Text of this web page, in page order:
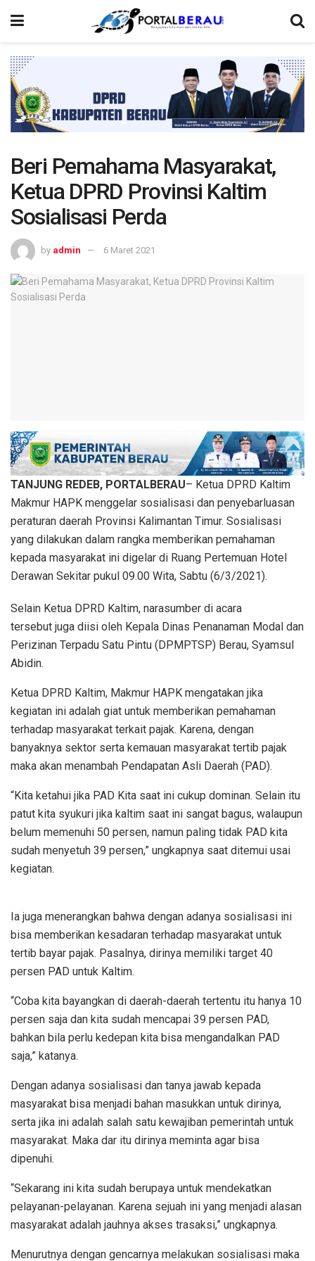
Beri Pemahama Masyarakat,
Ketua DPRD Provinsi Kaltim
Sosialisasi Perda
by admin 6 Maret 2021
TANJUNG REDEB, PORTALBERAU– Ketua DPRD Kaltim
Makmur HAPK menggelar sosialisasi dan penyebarluasan
peraturan daerah Provinsi Kalimantan Timur. Sosialisasi
yang dilakukan dalam rangka memberikan pemahaman
kepada masyarakat ini digelar di Ruang Pertemuan Hotel
Derawan Sekitar pukul 09.00 Wita, Sabtu (6/3/2021).
Selain Ketua DPRD Kaltim, narasumber di acara
tersebut juga diisi oleh Kepala Dinas Penanaman Modal dan
Perizinan Terpadu Satu Pintu (DPMPTSP) Berau, Syamsul
Abidin.
Ketua DPRD Kaltim, Makmur HAPK mengatakan jika
kegiatan ini adalah giat untuk memberikan pemahaman
terhadap masyarakat terkait pajak. Karena, dengan
banyaknya sektor serta kemauan masyarakat tertib pajak
maka akan menambah Pendapatan Asli Daerah (PAD).
“Kita ketahui jika PAD Kita saat ini cukup dominan. Selain itu
patut kita syukuri jika kaltim saat ini sangat bagus, walaupun
belum memenuhi 50 persen, namun paling tidak PAD kita
sudah menyetuh 39 persen,” ungkapnya saat ditemui usai
kegiatan.
Ia juga menerangkan bahwa dengan adanya sosialisasi ini
bisa memberikan kesadaran terhadap masyarakat untuk
tertib bayar pajak. Pasalnya, dirinya memiliki target 40
persen PAD untuk Kaltim.
“Coba kita bayangkan di daerah-daerah tertentu itu hanya 10
persen saja dan kita sudah mencapai 39 persen PAD,
bahkan bila perlu kedepan kita bisa mengandalkan PAD
saja,” katanya.
Dengan adanya sosialisasi dan tanya jawab kepada
masyarakat bisa menjadi bahan masukkan untuk dirinya,
serta jika ini adalah salah satu kewajiban pemerintah untuk
masyarakat. Maka dar itu dirinya meminta agar bisa
dipenuhi.
“Sekarang ini kita sudah berupaya untuk mendekatkan
pelayanan-pelayanan. Karena sejuah ini yang menjadi alasan
masyarakat adalah jauhnya akses trasaksi,” ungkapnya.
Menurutnya dengan gencarnya melakukan sosialisasi maka